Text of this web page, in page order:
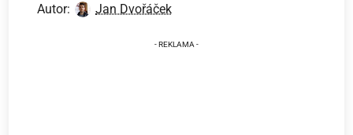
Autor: Jan Dvořáček